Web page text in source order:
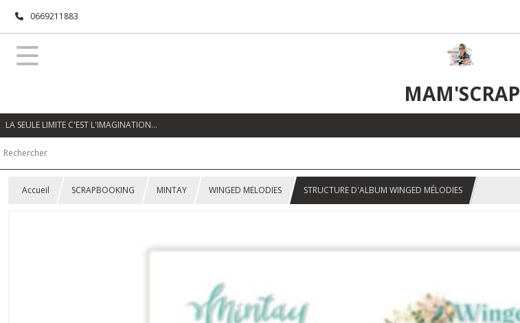
0669211883
MAM'SCRAP
LA SEULE LIMITE C'EST L'IMAGINATION…
Accueil SCRAPBOOKING MINTAY WINGED MELODIES STRUCTURE D'ALBUM WINGED MÉLODIES